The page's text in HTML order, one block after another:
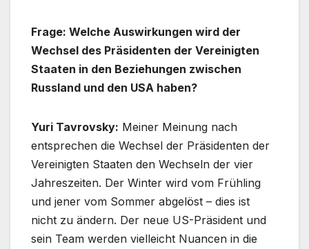
Frage: Welche Auswirkungen wird der
Wechsel des Präsidenten der Vereinigten
Staaten in den Beziehungen zwischen
Russland und den USA haben?
Yuri Tavrovsky: Meiner Meinung nach
entsprechen die Wechsel der Präsidenten der
Vereinigten Staaten den Wechseln der vier
Jahreszeiten. Der Winter wird vom Frühling
und jener vom Sommer abgelöst – dies ist
nicht zu ändern. Der neue US-Präsident und
sein Team werden vielleicht Nuancen in die